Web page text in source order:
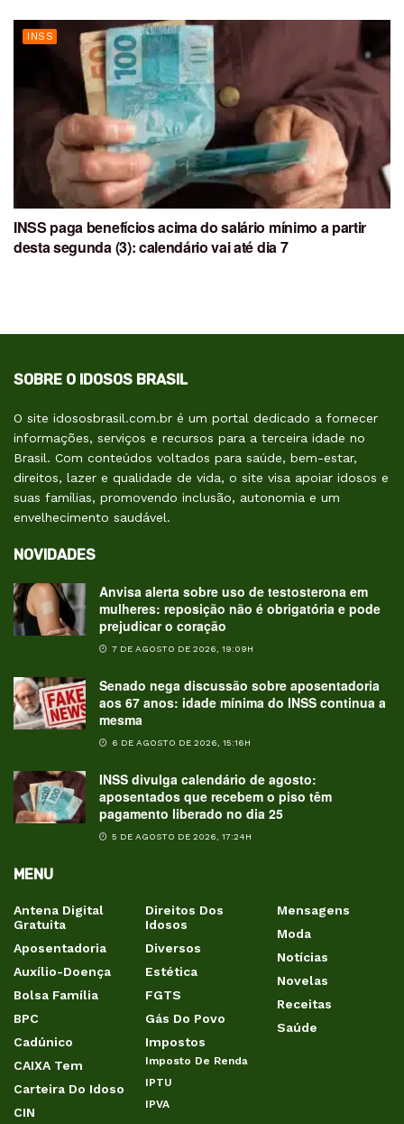
INSS
INSS paga benefícios acima do salário mínimo a partir
desta segunda (3): calendário vai até dia 7
SOBRE O IDOSOS BRASIL
O site idososbrasil.com.br é um portal dedicado a fornecer
informações, serviços e recursos para a terceira idade no
Brasil. Com conteúdos voltados para saúde, bem-estar,
direitos, lazer e qualidade de vida, o site visa apoiar idosos e
suas famílias, promovendo inclusão, autonomia e um
envelhecimento saudável.
NOVIDADES
Anvisa alerta sobre uso de testosterona em
mulheres: reposição não é obrigatória e pode
prejudicar o coração
7 DE AGOSTO DE 2026, 19:09H
Senado nega discussão sobre aposentadoria
aos 67 anos: idade mínima do INSS continua a
mesma
6 DE AGOSTO DE 2026, 15:16H
INSS divulga calendário de agosto:
aposentados que recebem o piso têm
pagamento liberado no dia 25
5 DE AGOSTO DE 2026, 17:24H
MENU
Antena Digital
Gratuita
Aposentadoria
Auxílio-Doença
Bolsa Família
BPC
Cadúnico
CAIXA Tem
Carteira Do Idoso
CIN
Direitos Dos
Idosos
Diversos
Estética
FGTS
Gás Do Povo
Impostos
Imposto De Renda
IPTU
IPVA
Mensagens
Moda
Notícias
Novelas
Receitas
Saúde